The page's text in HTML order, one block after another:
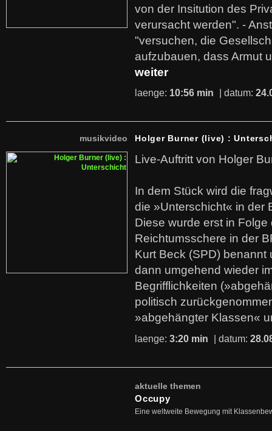
von der Insitution des
verursacht werden". -
"versuchen, die
aufzubauen, dass Armut
weiter
laenge: 10:56 min | datum:
musikvideo Holger Burner (live) :
Live-Auftritt von Holger
In dem Stück wird die
die »Unterschicht« in der
Diese wurde erst in
Reichtumsschere in der
Kurt Beck (SPD)
dann umgehend wieder
Begrifflichkeiten
politisch
»abgehängter Klassen«
laenge: 3:20 min | datum:
aktuelle themen
Occupy
Eine weltweite Bewegung mit